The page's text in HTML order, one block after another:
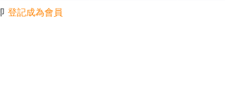
登記成為會員